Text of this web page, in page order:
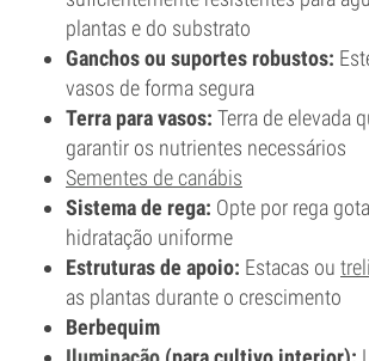
plantas e do substrato
Ganchos ou suportes robustos:
vasos de forma segura
Terra para vasos: Terra de elevada
garantir os nutrientes necessários
Sementes de canábis
Sistema de rega: Opte por rega
hidratação uniforme
Estruturas de apoio: Estacas ou
as plantas durante o crescimento
Berbequim